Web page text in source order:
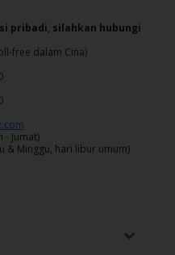
pribadi, silahkan hubungi
free dalam Cina)
- Jumat)
& Minggu, hari libur umum)